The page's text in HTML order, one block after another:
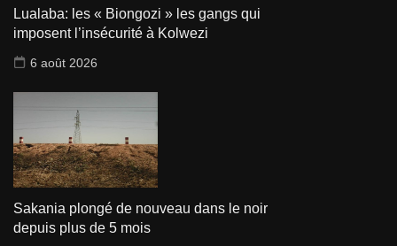
Lualaba: les « Biongozi » les gangs qui
imposent l’insécurité à Kolwezi
6 août 2026
Sakania plongé de nouveau dans le noir
depuis plus de 5 mois